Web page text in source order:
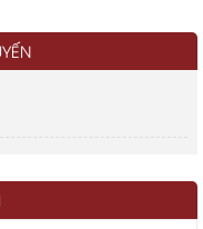
kinh phí xây dựng